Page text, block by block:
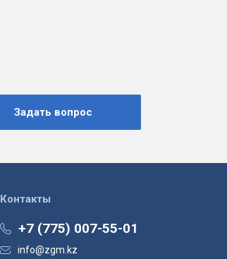
Контакты
+7 (775) 007-55-01
info@zgm.kz